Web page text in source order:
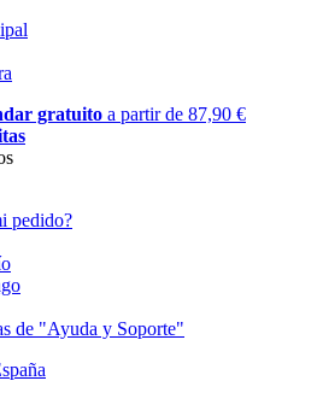
gratuito a partir de 87,90 €
pedido?
de "Ayuda y Soporte"